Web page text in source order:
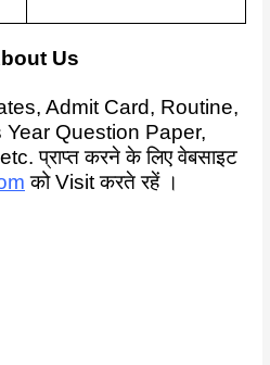
Us
Admit Card, Routine,
Question Paper,
प्राप्त करने के लिए वेबसाइट
को Visit करते रहें ।